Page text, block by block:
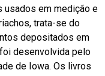
usados em medição e
trata-se do
depositados em
desenvolvida pelo
de Iowa. Os livros